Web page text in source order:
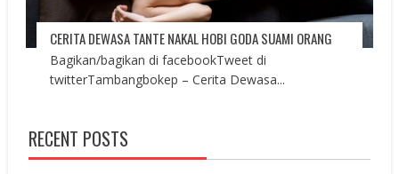
CERITA DEWASA TANTE NAKAL HOBI GODA SUAMI ORANG
Bagikan/bagikan di facebookTweet di
twitterTambangbokep – Cerita Dewasa...
RECENT POSTS